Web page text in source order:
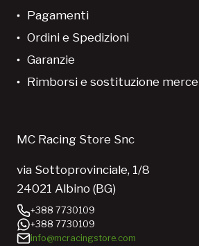
Pagamenti
Ordini e Spedizioni
Garanzie
Rimborsi e sostituzione merce
MC Racing Store Snc
via Sottoprovinciale, 1/8
24021 Albino (BG)
+388 7730109
+388 7730109
info@mcracingstore.com